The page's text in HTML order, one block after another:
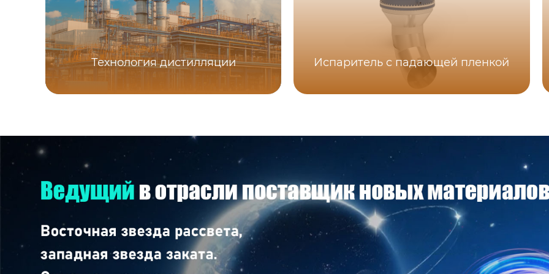
Технология дистилляции Испаритель c падающей пленкой